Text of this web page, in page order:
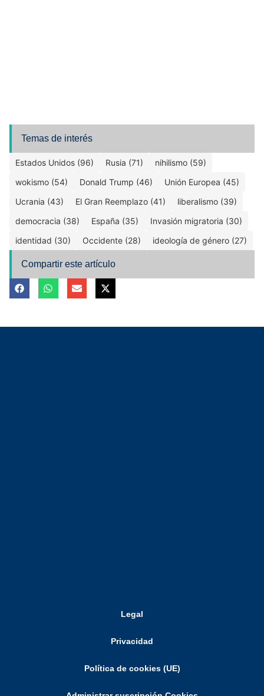
Temas de interés
Estados Unidos (96) Rusia (71)
nihilismo (59)
wokismo (54)
Donald Trump (46)
Unión Europea (45)
Ucrania (43)
El Gran Reemplazo (41)
liberalismo (39)
democracia (38)
España (35)
Invasión migratoria (30)
identidad (30)
Occidente (28) ideología de género (27)
Compartir este artículo
Legal
Privacidad
Política de cookies (UE)